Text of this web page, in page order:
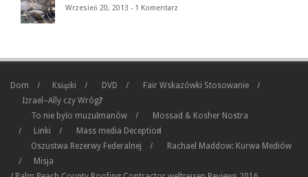
Wrzesień 20, 2013 - 1 Komentarz
Dom Książki DVD
Fair Wskazówki Stosowanie
Izrael–Ally czy Wróg?
To nie było muzułmanów
Mossad & Kosher Nostra
Linki
Mass media Deception
Oszustwa Rezerwy Federalnej
Rachael Maddow: Kurwa Mediów
Misja